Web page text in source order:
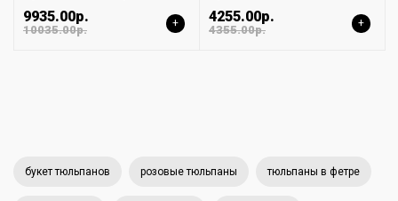
9935.00р.
10035.00р. + 4255.00р.
4355.00р. +
букет тюльпанов розовые тюльпаны тюльпаны в фетре